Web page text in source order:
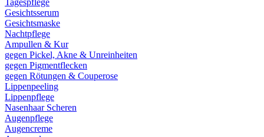
Tagespflege
Gesichtsserum
Gesichtsmaske
Nachtpflege
Ampullen & Kur
gegen Pickel, Akne & Unreinheiten
gegen Pigmentflecken
gegen Rötungen & Couperose
Lippenpeeling
Lippenpflege
Nasenhaar Scheren
Augenpflege
Augencreme